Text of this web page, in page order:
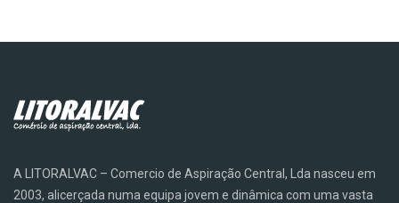
A LITORALVAC – Comercio de Aspiração Central, Lda nasceu em
2003, alicerçada numa equipa jovem e dinâmica com uma vasta